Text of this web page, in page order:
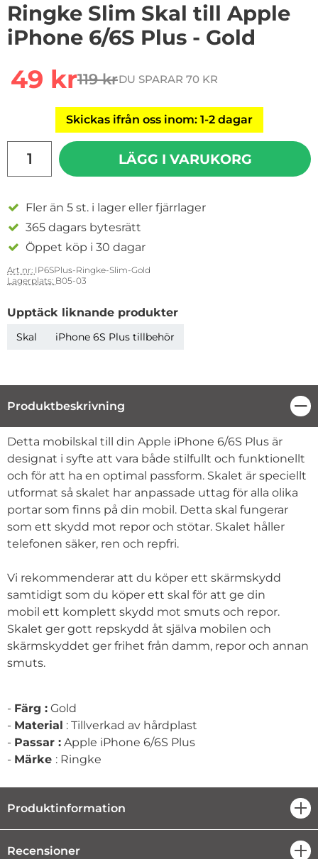
Ringke Slim Skal till Apple
iPhone 6/6S Plus - Gold
rea pris
49 krtidigare pris
119 krDU SPARAR 70 KR
Skickas ifrån oss inom: 1-2 dagar
LÄGG I VARUKORG
Fler än 5 st. i lager eller fjärrlager
365 dagars bytesrätt
Öppet köp i 30 dagar
Art nr: IP6SPlus-Ringke-Slim-Gold
Lagerplats: B05-03
Upptäck liknande produkter
Skal iPhone 6S Plus tillbehör
Produktbeskrivning
Produktbeskrivning
Detta mobilskal till din Apple iPhone 6/6S Plus är
designat i syfte att vara både stilfullt och funktionellt
och för att ha en optimal passform. Skalet är speciellt
utformat så skalet har anpassade uttag för alla olika
portar som finns på din mobil. Detta skal fungerar
som ett skydd mot repor och stötar. Skalet håller
telefonen säker, ren och repfri.
Vi rekommenderar att du köper ett skärmskydd
samtidigt som du köper ett skal för att ge din
mobil ett komplett skydd mot smuts och repor.
Skalet ger gott repskydd åt själva mobilen och
skärmskyddet ger frihet från damm, repor och annan
smuts.
- Färg : Gold
- Material : Tillverkad av hårdplast
- Passar : Apple iPhone 6/6S Plus
- Märke : Ringke
Produktinformation
Recensioner